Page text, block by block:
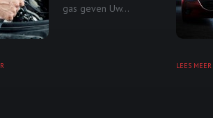
gas geven Uw...
LEES MEER